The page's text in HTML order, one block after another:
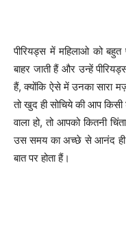
पीरियड्स में महिलाओ को बहुत
बाहर जाती हैं और उन्हें
हैं, क्योंकि ऐसे में उनका सारा
तो खुद ही सोचिये की आप
वाला हो, तो आपको कितनी
उस समय का अच्छे से आनंद ही
बात पर होता हैं।